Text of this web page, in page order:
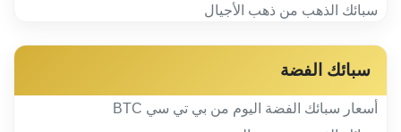
سبائك الذهب من ذهب الأجيال
سبائك الفضة
أسعار سبائك الفضة اليوم من بي تي سي BTC